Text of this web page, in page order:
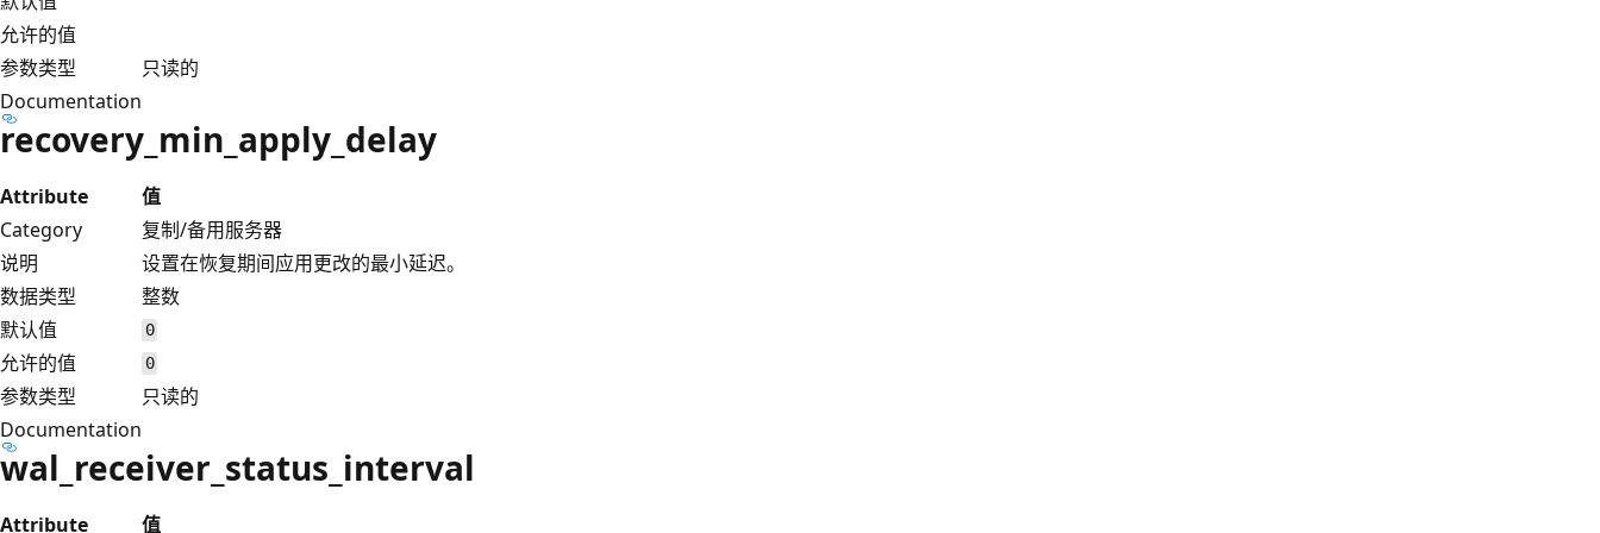
允许的值
参数类型
只读的
Documentation
recovery_min_apply_delay
Attribute
值
Category
复制/备用服务器
说明
设置在恢复期间应用更改的最小延迟。
数据类型
整数
默认值
0
允许的值 0
参数类型
只读的
Documentation
wal_receiver_status_interval
Attribute 值